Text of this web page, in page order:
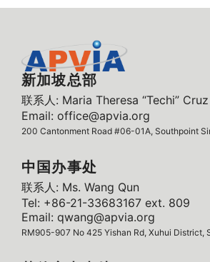
新加坡总部
联系人: Maria Theresa “Techi”
Email: office@apvia.org
200 Cantonment Road #06-01A, Southpoint
中国办事处
联系人: Ms. Wang Qun
Tel: +86-21-33683167 ext. 809
Email: qwang@apvia.org
RM905-907 No 425 Yishan Rd, Xuhui District,